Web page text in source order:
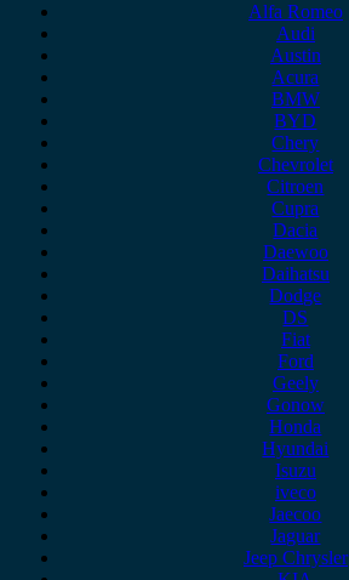
Alfa Romeo
Audi
Austin
Acura
BMW
BYD
Chery
Chevrolet
Citroen
Cupra
Dacia
Daewoo
Daihatsu
Dodge
DS
Fiat
Ford
Geely
Gonow
Honda
Hyundai
Isuzu
iveco
Jaecoo
Jaguar
Jeep Chrysler